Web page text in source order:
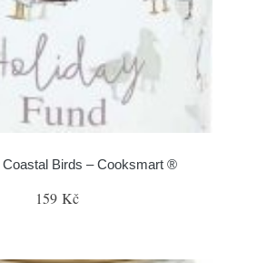
Birds – Cooksmart ®
159 Kč